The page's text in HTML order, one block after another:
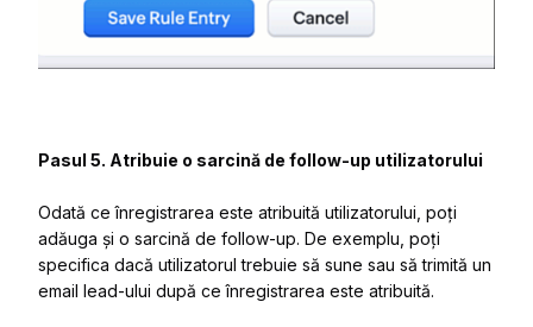
Pasul 5. Atribuie o sarcină de follow-up utilizatorului
Odată ce înregistrarea este atribuită utilizatorului, poți
adăuga și o sarcină de follow-up. De exemplu, poți
specifica dacă utilizatorul trebuie să sune sau să trimită un
email lead-ului după ce înregistrarea este atribuită.